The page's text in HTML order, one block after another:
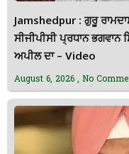
Jamshedpur : ਗੁਰੂ
ਸੀਜੀਪੀਸੀ ਪ੍ਰਧਾਨ
ਅਪੀਲ ਦਾ – Video
August 6, 2026 No